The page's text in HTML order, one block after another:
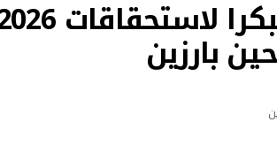
بارزين